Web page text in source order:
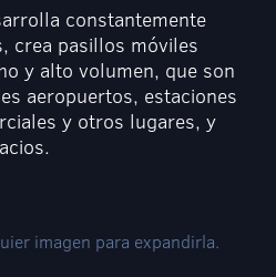
constantemente
crea pasillos móviles
y alto volumen, que son
aeropuertos, estaciones
y otros lugares, y
imagen para expandirla.